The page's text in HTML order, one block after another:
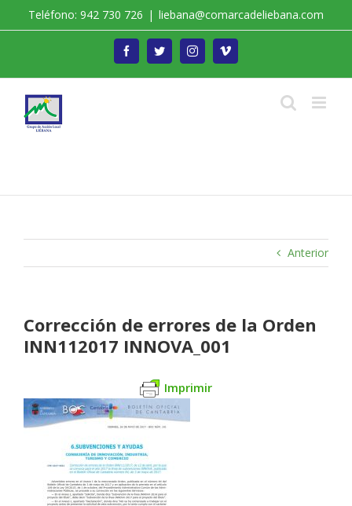
Teléfono: 942 730 726 | liebana@comarcadeliebana.com
FacebookTwitterInstagramVimeo
Anterior
Corrección de errores de la Orden
INN112017 INNOVA_001
Imprimir